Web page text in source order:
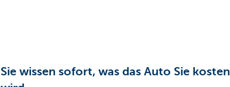
Sie wissen sofort, was das Auto Sie kosten